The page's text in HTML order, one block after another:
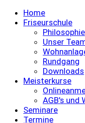
Home
Friseurschule
Philosophie
Unser
Rundgang
Downloads
Meisterkurse
AGB's und
Seminare
Termine